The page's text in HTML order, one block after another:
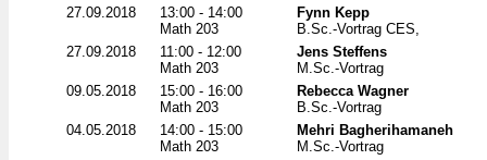
27.09.2018
13:00 - 14:00
Math 203
Fynn Kepp
B.Sc.-Vortrag CES,
27.09.2018
11:00 - 12:00
Math 203
Jens Steffens
M.Sc.-Vortrag
09.05.2018
15:00 - 16:00
Math 203
Rebecca Wagner
B.Sc.-Vortrag
04.05.2018
14:00 - 15:00
Math 203
Mehri Bagherihamaneh
M.Sc.-Vortrag